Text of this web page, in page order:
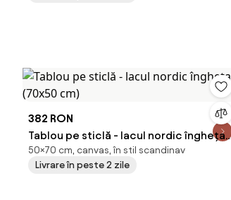
382 RON
Tablou pe sticlă - lacul nordic înghețat
(70x50 cm)
50×70 cm, canvas, în stil scandinav
Livrare în peste 2 zile